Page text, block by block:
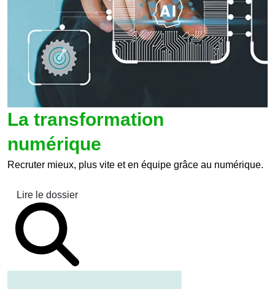
La transformation
numérique
Recruter mieux, plus vite et en équipe grâce au numérique.
Lire le dossier